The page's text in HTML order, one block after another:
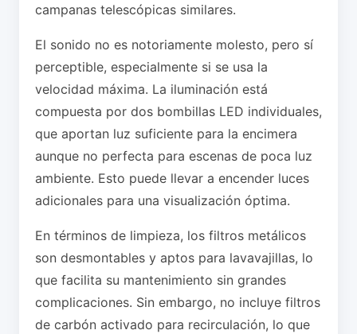
campanas telescópicas similares.
El sonido no es notoriamente molesto, pero sí
perceptible, especialmente si se usa la
velocidad máxima. La iluminación está
compuesta por dos bombillas LED individuales,
que aportan luz suficiente para la encimera
aunque no perfecta para escenas de poca luz
ambiente. Esto puede llevar a encender luces
adicionales para una visualización óptima.
En términos de limpieza, los filtros metálicos
son desmontables y aptos para lavavajillas, lo
que facilita su mantenimiento sin grandes
complicaciones. Sin embargo, no incluye filtros
de carbón activado para recirculación, lo que